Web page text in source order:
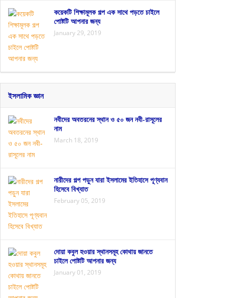
কয়েকটি শিক্ষামূলক গল্প এক সাথে পড়তে চাইলে
পোষ্টটি আপনার জন্য
January 29, 2019
ইসলামিক জ্ঞান
নবীদের অবতরনের স্থান ও ৫০ জন নবী-রাসূলের
নাম
March 18, 2019
নারীদের গল্প পড়ুন যারা ইসলামের ইতিহাসে পূণ্যবান
হিসেবে বিখ্যাত
February 05, 2019
দোয়া কবুল হওয়ার স্থানসমূহ কোথায় জানতে
চাইলে পোষ্টটি আপনার জন্য
January 01, 2019